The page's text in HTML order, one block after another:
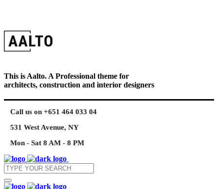
This is Aalto. A Professional theme for
architects, construction and interior designers
Call us on +651 464 033 04
531 West Avenue, NY
Mon - Sat 8 AM - 8 PM